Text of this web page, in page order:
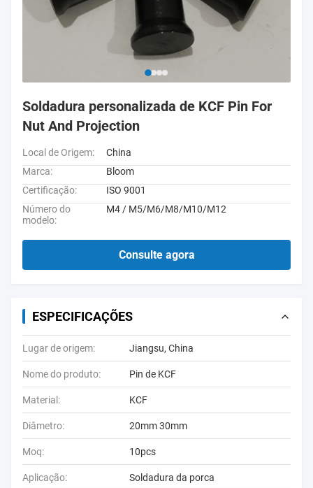
Soldadura personalizada de KCF Pin For
Nut And Projection
Local de Origem:
China
Marca:
Bloom
Certificação:
ISO 9001
Número do
modelo:
M4 / M5/M6/M8/M10/M12
Consulte agora
ESPECIFICAÇÕES
Lugar de origem: Jiangsu, China
Nome do produto: Pin de KCF
Material: KCF
Diâmetro: 20mm 30mm
Moq: 10pcs
Aplicação: Soldadura da porca